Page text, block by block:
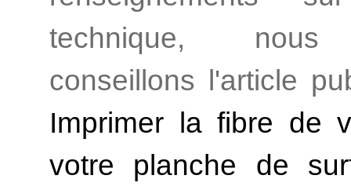
technique,
conseillons l'article
Imprimer la fibre de
votre planche de